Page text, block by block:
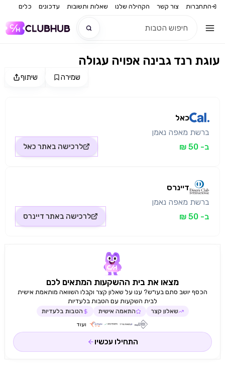
התחברות צור קשר הקהילה שלנו שאלות ותשובות עדכונים כלים
שיתוף שמירה
עוגת רנד גבינה אפויה עגולה
כאל
ברשת מאפה נאמן
ב- 50 ₪
לרכישה באתר כאל
דיינרס
ברשת מאפה נאמן
ב- 50 ₪
לרכישה באתר דיינרס
מצאו את בית ההשקעות המתאים לכם
הכסף יושב סתם בעו״ש? ענו על שאלון קצר וקבלו השוואה מותאמת אישית
לבית השקעות עם הטבות בלעדיות
שאלון קצר התאמה אישית הטבות בלעדיות
ועוד
התחילו עכשיו